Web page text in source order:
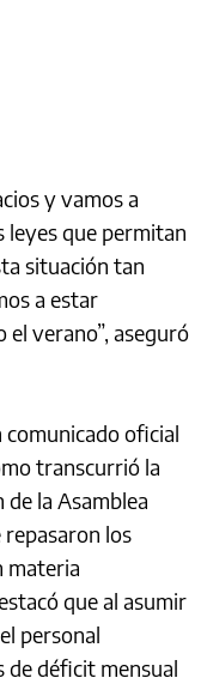
y vamos a
leyes que permitan
situación tan
a estar
verano”, aseguró
oficial
transcurrió la
de la Asamblea
repasaron los
materia
que al asumir
personal
de déficit mensual